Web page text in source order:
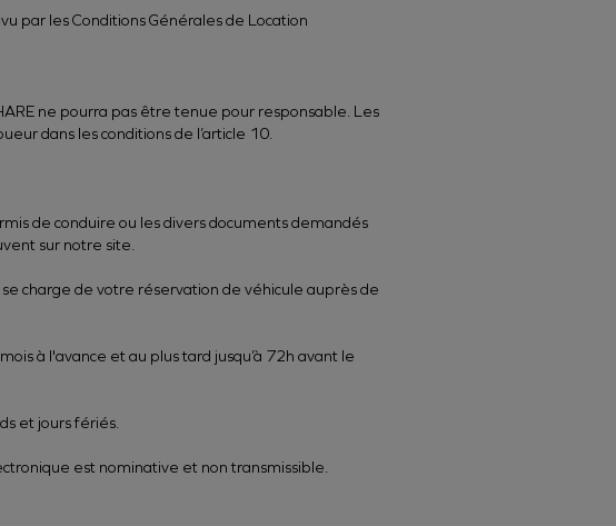
par les Conditions Générales de Location
ne pourra pas être tenue pour responsable. Les
dans les conditions de l’article 10.
de conduire ou les divers documents demandés
sur notre site.
charge de votre réservation de véhicule auprès de
à l'avance et au plus tard jusqu’à 72h avant le
et jours fériés.
est nominative et non transmissible.